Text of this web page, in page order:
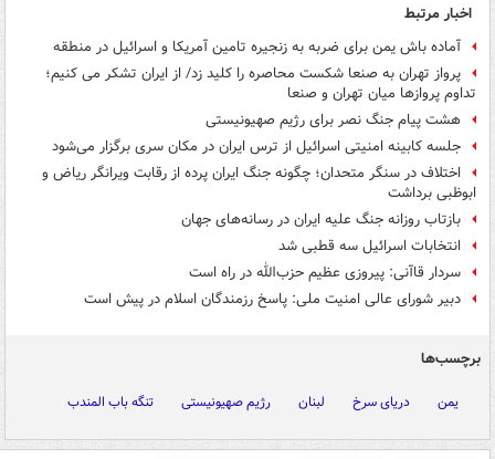
اخبار مرتبط
آماده باش یمن برای ضربه به زنجیره تامین آمریکا و اسرائیل در منطقه
پرواز تهران به صنعا شکست محاصره را کلید زد/ از ایران تشکر می کنیم؛
تداوم پروازها میان تهران و صنعا
هشت پیام جنگ نصر برای رژیم صهیونیستی
جلسه کابینه امنیتی اسرائیل از ترس ایران در مکان سری برگزار می‌شود
اختلاف در سنگر متحدان؛ چگونه جنگ ایران پرده از رقابت ویرانگر ریاض و
ابوظبی برداشت
بازتاب روزانه جنگ علیه ایران در رسانه‌های جهان
انتخابات اسرائیل سه قطبی شد
سردار قاآنی: پیروزی عظیم حزب‌الله در راه است
دبیر شورای عالی امنیت ملی: ‏پاسخ رزمندگان اسلام در پیش است
برچسب‌ها
یمن دریای سرخ لبنان رژیم صهیونیستی تنگه باب المندب